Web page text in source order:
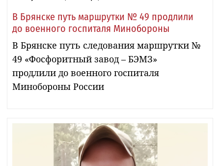
В Брянске путь маршрутки № 49 продлили
до военного госпиталя Минобороны
В Брянске путь следования маршрутки №
49 «Фосфоритный завод – БЭМЗ»
продлили до военного госпиталя
Минобороны России